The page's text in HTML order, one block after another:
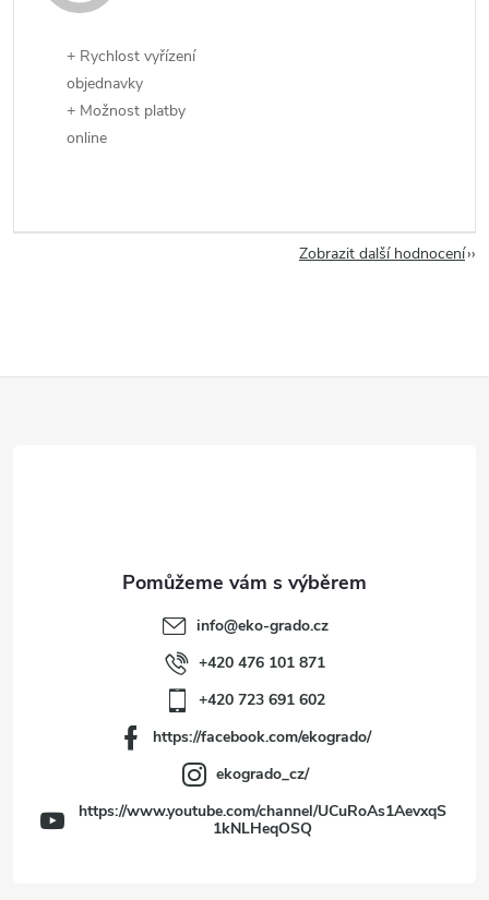
+ Rychlost vyřízení
objednavky
+ Možnost platby
online
Zobrazit další hodnocení
info@eko-grado.cz
+420 476 101 871
+420 723 691 602
https://facebook.com/ekogrado/
ekogrado_cz/
https://www.youtube.com/channel/UCuRoAs1AevxqS
1kNLHeqOSQ